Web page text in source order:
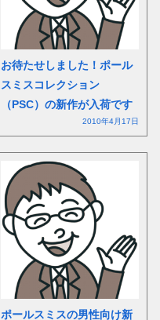
お待たせしました！ポール
スミスコレクション
（PSC）の新作が入荷です
2010年4月17日
ポールスミスの男性向け新